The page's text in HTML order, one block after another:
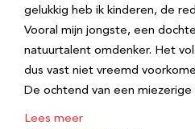
gelukkig heb ik kinderen, de
Vooral mijn jongste, een
natuurtalent omdenker. Het
dus vast niet vreemd
De ochtend van een
Lees meer